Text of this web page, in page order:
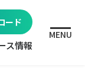
ード
の方へ
ス情報
MENU